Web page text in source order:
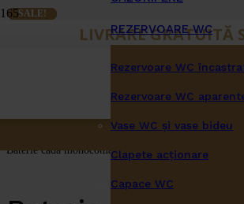
LIVRARE GRATUITĂ
REZERVOARE WC
Rezervoare WC
Rezervoare WC
Vase WC și vase bideu
Clapete acţionare
Capace WC
Baterii cadă
Baterie cada monocomanda Omnires Armance
SALE!
SALE!